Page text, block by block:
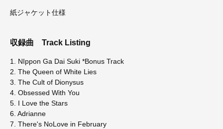
紙ジャケット仕様
収録曲 Track Listing
1. NIppon Ga Dai Suki *Bonus Track
2. The Queen of White Lies
3. The Cult of Dionysus
4. Obsessed With You
5. I Love the Stars
6. Adrianne
7. There's NoLove in February